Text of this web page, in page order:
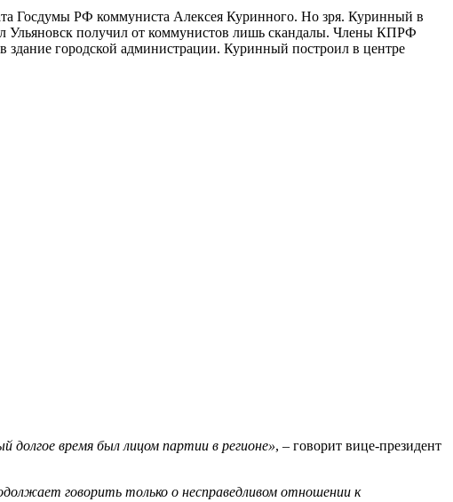
Госдумы РФ коммуниста Алексея Куринного. Но зря. Куринный в
Ульяновск получил от коммунистов лишь скандалы. Члены КПРФ
здание городской администрации. Куринный построил в центре
долгое время был лицом партии в регионе», – говорит вице-президент
говорить только о несправедливом отношении к